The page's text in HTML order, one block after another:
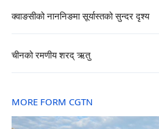
क्वाङसीको नाननिङमा सूर्यास्तको सुन्दर दृश्य
चीनको रमणीय शरद् ऋतु
MORE FORM CGTN